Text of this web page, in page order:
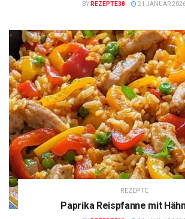
BY REZEPTE38 21 JANUAR
REZEPTE
Paprika Reispfanne mit